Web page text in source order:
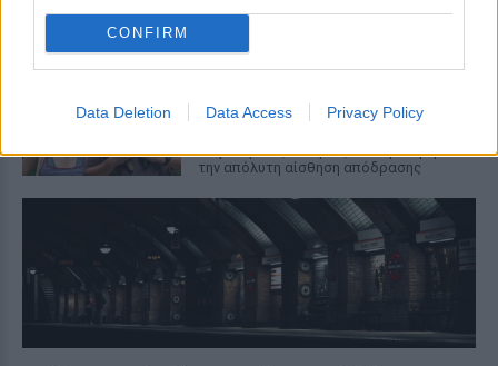
CONFIRM
Data Deletion Data Access Privacy Policy
επαναλήψεις
5 ταινίες του Netflix για να δεις
στις διακοπές
ταξιδιάρικες ιστορίες που προσφέρουν
την απόλυτη αίσθηση απόδρασης